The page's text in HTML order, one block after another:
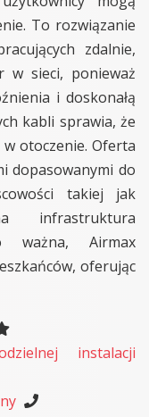
To rozwiązanie
zdalnie,
w sieci, ponieważ
i doskonałą
kabli sprawia, że
otoczenie. Oferta
dopasowanymi do
takiej jak
infrastruktura
ważna, Airmax
oferując
instalacji